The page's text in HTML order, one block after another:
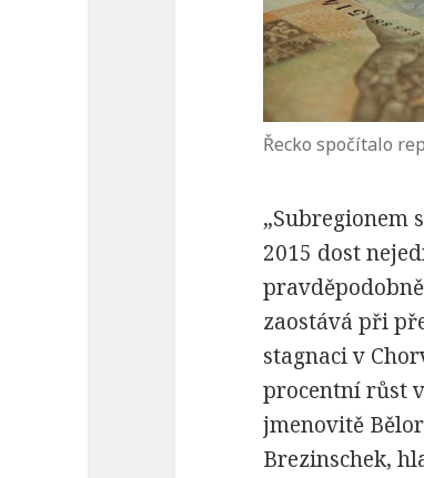
Řecko spočítalo
„Subregionem
2015 dost
zaostává při
stagnaci v
procentní růst
jmenovitě
Brezinschek,